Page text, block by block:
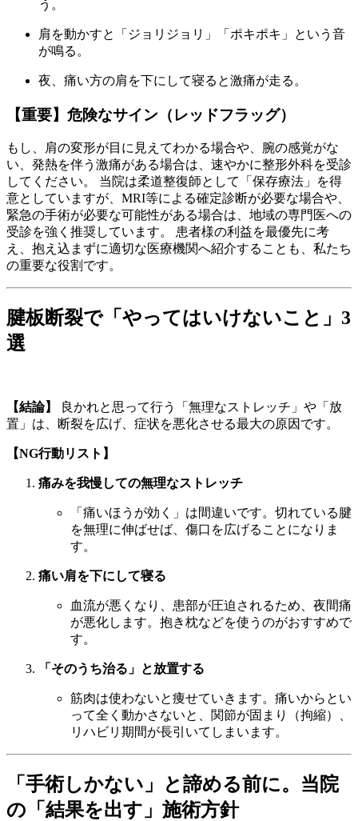
う。
肩を動かすと「ジョリジョリ」「ポキポキ」という音
が鳴る。
夜、痛い方の肩を下にして寝ると激痛が走る。
【重要】危険なサイン（レッドフラッグ）
もし、肩の変形が目に見えてわかる場合や、腕の感覚がな
い、発熱を伴う激痛がある場合は、速やかに整形外科を受診
してください。 当院は柔道整復師として「保存療法」を得
意としていますが、MRI等による確定診断が必要な場合や、
緊急の手術が必要な可能性がある場合は、地域の専門医への
受診を強く推奨しています。 患者様の利益を最優先に考
え、抱え込まずに適切な医療機関へ紹介することも、私たち
の重要な役割です。
腱板断裂で「やってはいけないこと」3
選
【結論】
良かれと思って行う「無理なストレッチ」や「放
置」は、断裂を広げ、症状を悪化させる最大の原因です。
【NG行動リスト】
痛みを我慢しての無理なストレッチ
「痛いほうが効く」は間違いです。切れている腱
を無理に伸ばせば、傷口を広げることになりま
す。
痛い肩を下にして寝る
血流が悪くなり、患部が圧迫されるため、夜間痛
が悪化します。抱き枕などを使うのがおすすめで
す。
「そのうち治る」と放置する
筋肉は使わないと痩せていきます。痛いからとい
って全く動かさないと、関節が固まり（拘縮）、
リハビリ期間が長引いてしまいます。
「手術しかない」と諦める前に。当院
の「結果を出す」施術方針